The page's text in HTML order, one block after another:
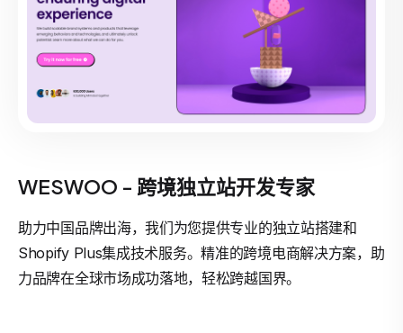
WESWOO - 跨境独立站开发专家
助力中国品牌出海，我们为您提供专业的独立站搭建和
Shopify Plus集成技术服务。精准的跨境电商解决方案，助
力品牌在全球市场成功落地，轻松跨越国界。